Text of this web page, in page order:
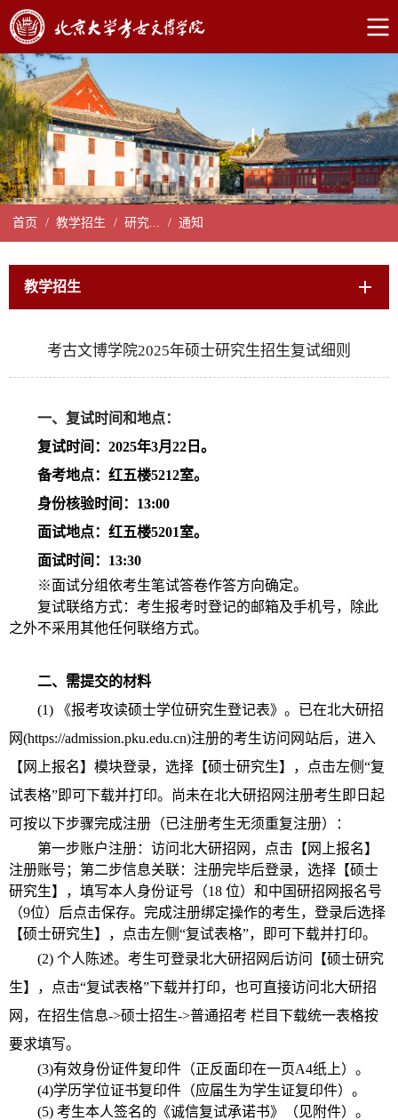
首页 / 教学招生 / 研究... / 通知
教学招生
考古文博学院2025年硕士研究生招生复试细则
一、复试时间和地点：
复试时间：2025年3月22日。
备考地点：红五楼5212室。
身份核验时间：13:00
面试地点：红五楼5201室。
面试时间：13:30
※面试分组依考生笔试答卷作答方向确定。
复试联络方式：考生报考时登记的邮箱及手机号，除此
之外不采用其他任何联络方式。
二、需提交的材料
(1)
《报考攻读硕士学位研究生登记表》。已在北大研招
网(https://admission.pku.edu.cn)注册的考生访问网站后，进入
【网上报名】模块登录，选择【硕士研究生】，点击左侧“复
试表格”即可下载并打印。尚未在北大研招网注册考生即日起
可按以下步骤完成注册（已注册考生无须重复注册）：
第一步账户注册：访问北大研招网，点击【网上报名】
注册账号；第二步信息关联：注册完毕后登录，选择【硕士
研究生】，填写本人身份证号（18 位）和中国研招网报名号
（9位）后点击保存。完成注册绑定操作的考生，登录后选择
【硕士研究生】，点击左侧“复试表格”，即可下载并打印。
(2) 个人陈述。考生可登录北大研招网后访问【硕士研究
生】，点击“复试表格”下载并打印，也可直接访问北大研招
网，在招生信息->硕士招生->普通招考 栏目下载统一表格按
要求填写。
(3)有效身份证件复印件（正反面印在一页A4纸上）。
(4)学历学位证书复印件（应届生为学生证复印件）。
(5) 考生本人签名的《诚信复试承诺书》（见附件）。